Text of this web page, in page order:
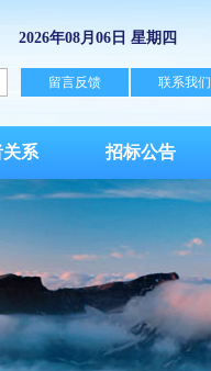
2026年08月06日 星期四
留言反馈 联系我们
系 招标公告